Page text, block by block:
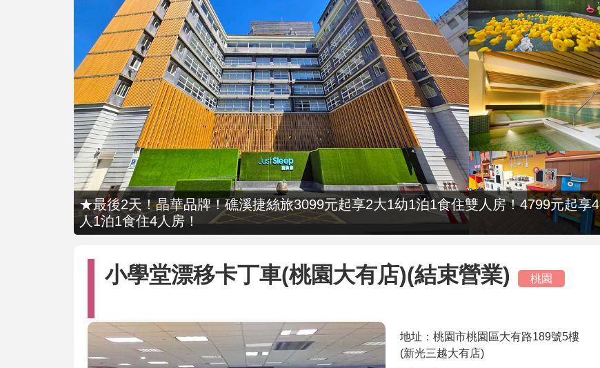
★最後2天！晶華品牌！礁溪捷絲旅3099元起享2大1幼1泊1食住雙人房！4799元起享4
人1泊1食住4人房！
小學堂漂移卡丁車(桃園大有店)(結束營業) 桃園
地址：桃園市桃園區大有路189號5樓
(新光三越大有店)